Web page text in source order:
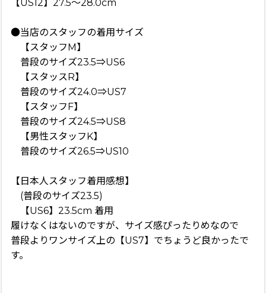
【US12】27.5〜28.0cm
●当店のスタッフの着用サイズ
【スタッフM】
普段のサイズ23.5⇒US6
【スタッスR】
普段のサイズ24.0⇒US7
【スタッフF】
普段のサイズ24.5⇒US8
【男性スタッフK】
普段のサイズ26.5⇒US10
【日本人スタッフ着用感想】
(普段のサイズ23.5)
【US6】23.5cm 着用
履けなくはないのですが、サイズ感ぴったりめなので
普段よりワンサイズ上の【US7】でちょうど良かったで
す。